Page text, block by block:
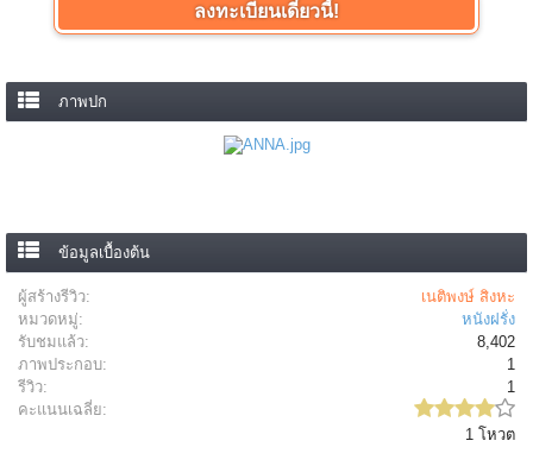
ลงทะเบียนเดี๋ยวนี้!
ภาพปก
ข้อมูลเบื้องต้น
ผู้สร้างรีวิว:
เนติพงษ์ สิงหะ
หมวดหมู่:
หนังฝรั่ง
รับชมแล้ว:
8,402
ภาพประกอบ:
1
รีวิว:
1
คะแนนเฉลี่ย:
1 โหวต